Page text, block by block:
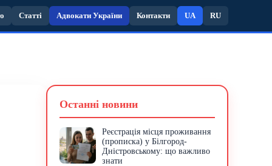
Статті Адвокати України Контакти UA RU
Останні новини
Реєстрація місця проживання
(прописка) у Білгород-
Дністровському: що важливо
знати